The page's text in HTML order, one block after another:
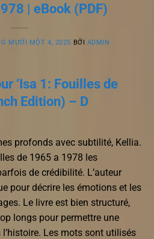
| eBook (PDF)
MƯỜI MỘT 4, 2025 BỞI ADMIN
‘Isa 1: Fouilles de
Edition) – D
profonds avec subtilité, Kellia.
de 1965 a 1978 les
de crédibilité. L’auteur
pour décrire les émotions et les
Le livre est bien structuré,
longs pour permettre une
Les mots sont utilisés